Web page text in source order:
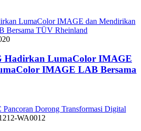
LumaColor IMAGE dan Mendirikan
Bersama TÜV Rheinland
Hadirkan LumaColor IMAGE
IMAGE LAB Bersama
Dorong Transformasi Digital